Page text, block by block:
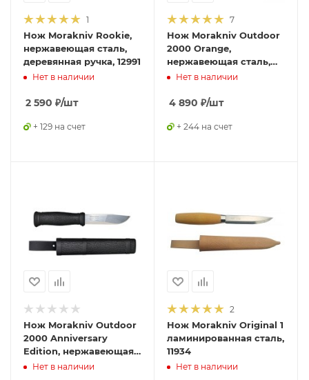
1
Нож Morakniv Rookie,
нержавеющая сталь,
деревянная ручка, 12991
Нет в наличии
2 590 ₽/шт
+ 129 на счет
7
Нож Morakniv Outdoor
2000 Orange,
нержавеющая сталь,
12057
Нет в наличии
4 890 ₽/шт
+ 244 на счет
Нож Morakniv Outdoor
2000 Anniversary
Edition, нержавеющая
сталь, 13949
Нет в наличии
2
Нож Morakniv Original 1
ламинированная сталь,
11934
Нет в наличии